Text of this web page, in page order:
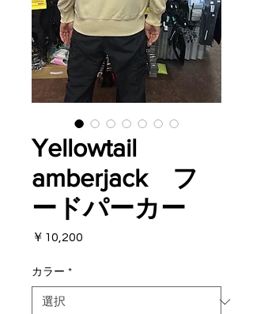
Yellowtail
amberjack フ
ードパーカー
￥10,200
カラー *